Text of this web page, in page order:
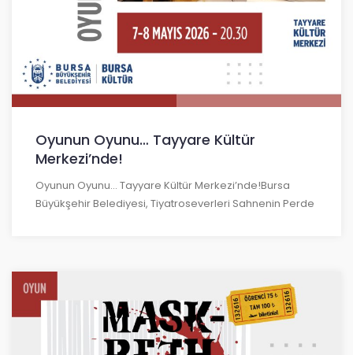
Oyunun Oyunu… Tayyare Kültür
Merkezi’nde!
Oyunun Oyunu… Tayyare Kültür Merkezi’nde!Bursa
Büyükşehir Belediyesi, Tiyatroseverleri Sahnenin Perde